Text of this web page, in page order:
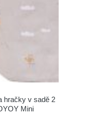
hračky v sadě 2
Mini